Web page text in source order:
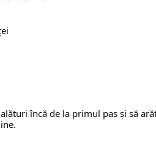
încă de la primul pas și să